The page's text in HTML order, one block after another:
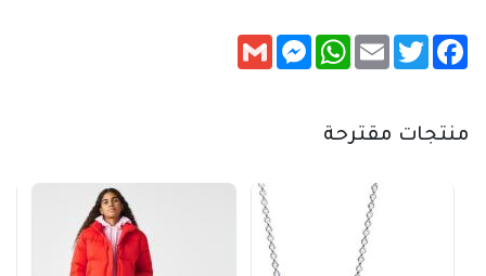
Facebook
Twitter
Email
WhatsApp
Messenger
Gmail
منتجات مقترحة